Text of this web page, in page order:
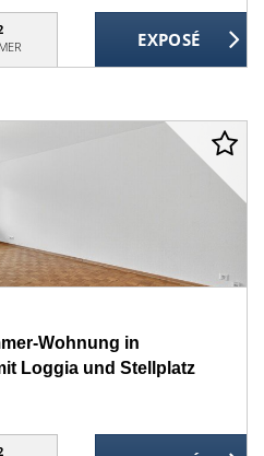
Wohnung in
Loggia und Stellplatz